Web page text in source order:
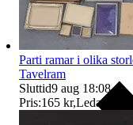
Parti ramar i olika
Tavelram
Sluttid9 aug 18:08.
Pris:165 kr,Ledande